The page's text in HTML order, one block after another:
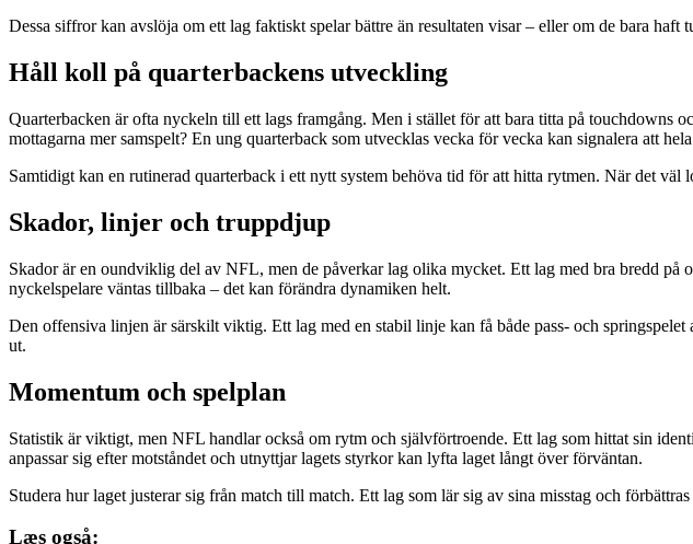
Dessa siffror kan avslöja om ett lag faktiskt spelar bättre än resultaten visar – eller om de bara haft
Håll koll på quarterbackens utveckling
Quarterbacken är ofta nyckeln till ett lags framgång. Men i stället för att bara titta på touchdowns
mottagarna mer samspelt? En ung quarterback som utvecklas vecka för vecka kan signalera att
Samtidigt kan en rutinerad quarterback i ett nytt system behöva tid för att hitta rytmen. När det
Skador, linjer och truppdjup
Skador är en oundviklig del av NFL, men de påverkar lag olika mycket. Ett lag med bra bredd
nyckelspelare väntas tillbaka – det kan förändra dynamiken helt.
Den offensiva linjen är särskilt viktig. Ett lag med en stabil linje kan få både pass- och
ut.
Momentum och spelplan
Statistik är viktigt, men NFL handlar också om rytm och självförtroende. Ett lag som hittat sin
anpassar sig efter motståndet och utnyttjar lagets styrkor kan lyfta laget långt över förväntan.
Studera hur laget justerar sig från match till match. Ett lag som lär sig av sina misstag och
Læs også: